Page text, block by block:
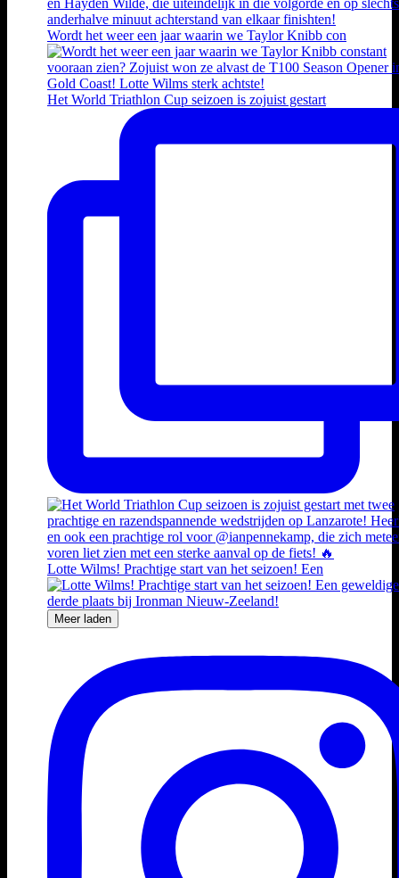
Wordt het weer een jaar waarin we Taylor Knibb con
Het World Triathlon Cup seizoen is zojuist gestart
Lotte Wilms! Prachtige start van het seizoen! Een
Meer laden